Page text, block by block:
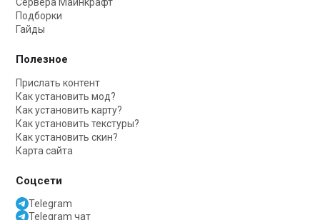
Подборки
Гайды
Полезное
Прислать контент
Как установить мод?
Как установить карту?
Как установить текстуры?
Как установить скин?
Карта сайта
Соцсети
Telegram
Telegram чат